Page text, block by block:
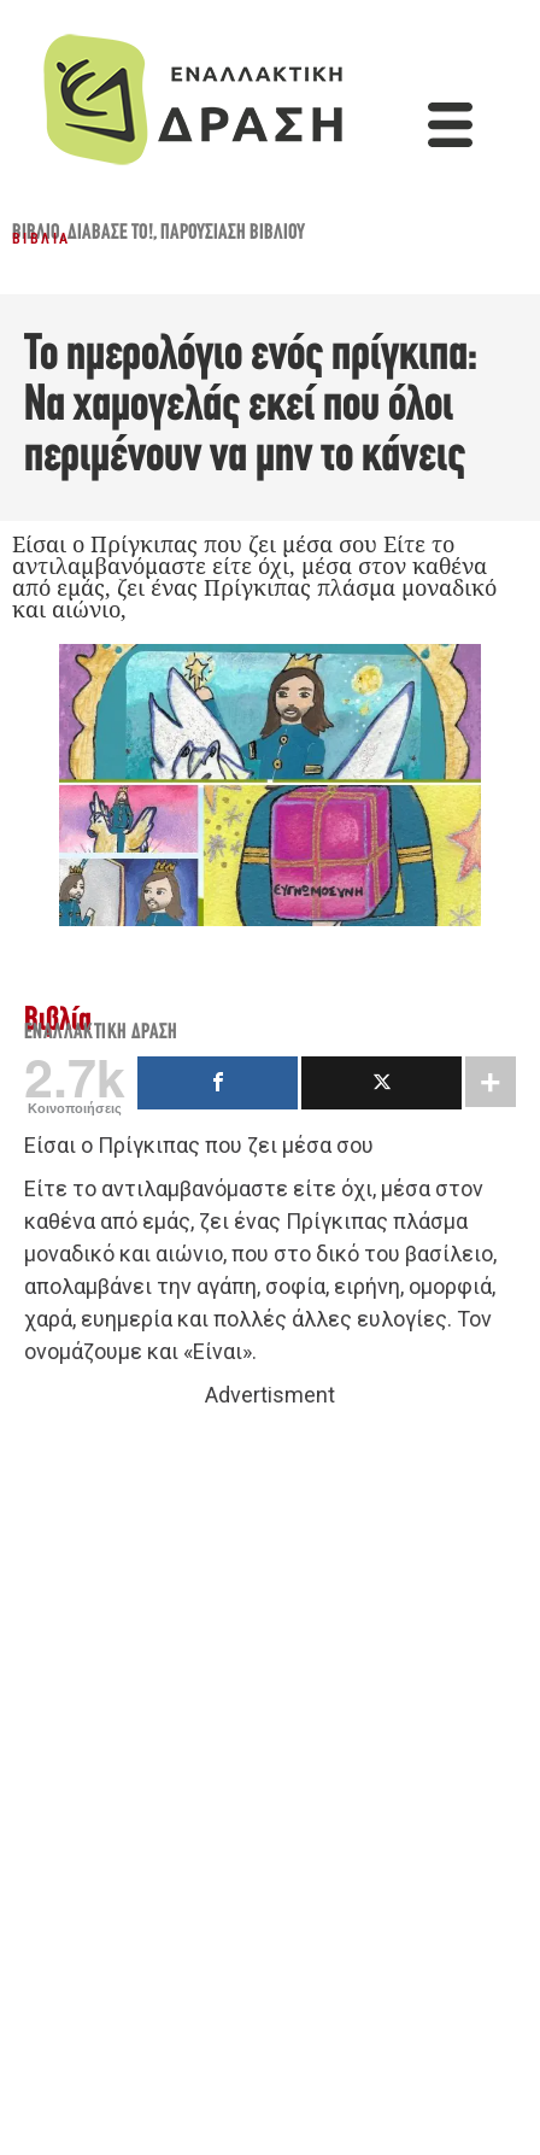
ΒΙΒΛΊΟ,ΔΙΆΒΑΣΈ ΤΟ!,ΠΑΡΟΥΣΊΑΣΗ ΒΙΒΛΊΟΥ
ΒΙΒΛΊΑ
Το ημερολόγιο ενός πρίγκιπα:
Να χαμογελάς εκεί που όλοι
περιμένουν να μην το κάνεις
Είσαι ο Πρίγκιπας που ζει μέσα σου Είτε το
αντιλαμβανόμαστε είτε όχι, μέσα στον καθένα
από εμάς, ζει ένας Πρίγκιπας πλάσμα μοναδικό
και αιώνιο,
Βιβλία
ΕΝΑΛΛΑΚΤΙΚΉ ΔΡΆΣΗ
2.7k
Κοινοποιήσεις
Είσαι ο Πρίγκιπας που ζει μέσα σου
Είτε το αντιλαμβανόμαστε είτε όχι, μέσα στον
καθένα από εμάς, ζει ένας Πρίγκιπας πλάσμα
μοναδικό και αιώνιο, που στο δικό του βασίλειο,
απολαμβάνει την αγάπη, σοφία, ειρήνη, ομορφιά,
χαρά, ευημερία και πολλές άλλες ευλογίες. Τον
ονομάζουμε και «Είναι».
Advertisment